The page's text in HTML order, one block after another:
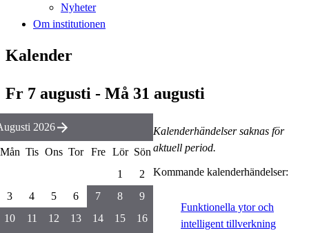
Nyheter
Om institutionen
Kalender
Fr 7 augusti - Må 31 augusti
Kalenderhändelser saknas för
aktuell period.
Kommande kalenderhändelser:
Funktionella ytor och
intelligent tillverkning
2026
Mån Tis Ons Tor Fre Lör Sön
1
2
3
4 5 6 7 8
9
10
11 12 13 14 15
16